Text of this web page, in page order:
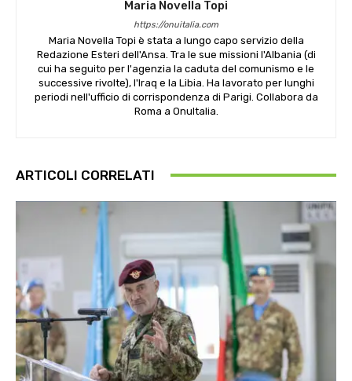
Maria Novella Topi
https://onuitalia.com
Maria Novella Topi è stata a lungo capo servizio della
Redazione Esteri dell'Ansa. Tra le sue missioni l'Albania (di
cui ha seguito per l'agenzia la caduta del comunismo e le
successive rivolte), l'Iraq e la Libia. Ha lavorato per lunghi
periodi nell'ufficio di corrispondenza di Parigi. Collabora da
Roma a OnuItalia.
ARTICOLI CORRELATI